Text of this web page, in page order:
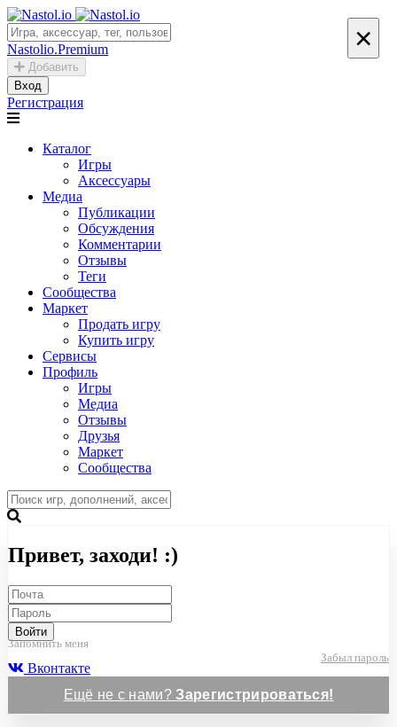
Nastolio.Premium
Добавить
Вход
Регистрация
Каталог
Игры
Аксессуары
Медиа
Публикации
Обсуждения
Комментарии
Отзывы
Теги
Сообщества
Маркет
Продать игру
Купить игру
Сервисы
Профиль
Игры
Медиа
Отзывы
Друзья
Маркет
Сообщества
×
Привет, заходи! :)
Войти
Запомнить меня
Забыл пароль
Вконтакте
Ещё не с нами?Зарегистрироваться!